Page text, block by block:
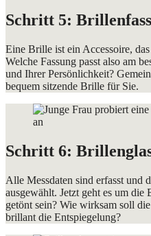
Schritt 5:
Eine Brille ist ein Accessoire,
Welche Fassung passt also am
und Ihrer Persönlichkeit?
bequem sitzende Brille für Sie.
Schritt 6:
Alle Messdaten sind erfasst und
ausgewählt. Jetzt geht es um die
getönt sein? Wie wirksam soll
brillant die Entspiegelung?